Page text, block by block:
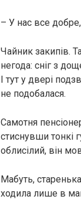
– У нас все
Чайник закипів.
негода: сніг з
І тут у двері
не подобалася.
Самотня
стиснувши тонкі
облисілий, він
Мабуть,
ходила лише в